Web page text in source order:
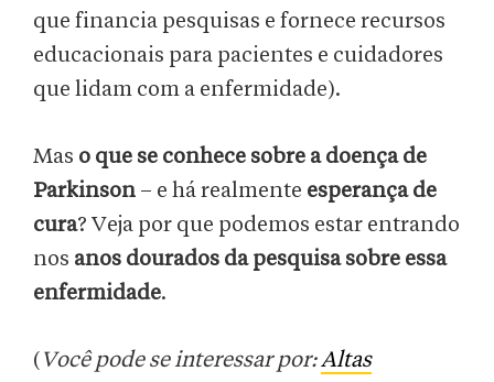
que financia pesquisas e fornece recursos
educacionais para pacientes e cuidadores
que lidam com a enfermidade).
Mas o que se conhece sobre a doença de
Parkinson – e há realmente esperança de
cura? Veja por que podemos estar entrando
nos anos dourados da pesquisa sobre essa
enfermidade.
( Você pode se interessar por:Altas